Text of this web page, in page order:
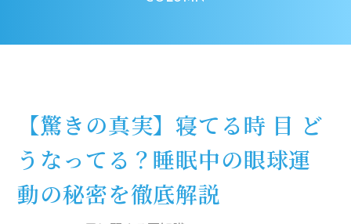
【驚きの真実】寝てる時 目 ど
うなってる？睡眠中の眼球運
動の秘密を徹底解説